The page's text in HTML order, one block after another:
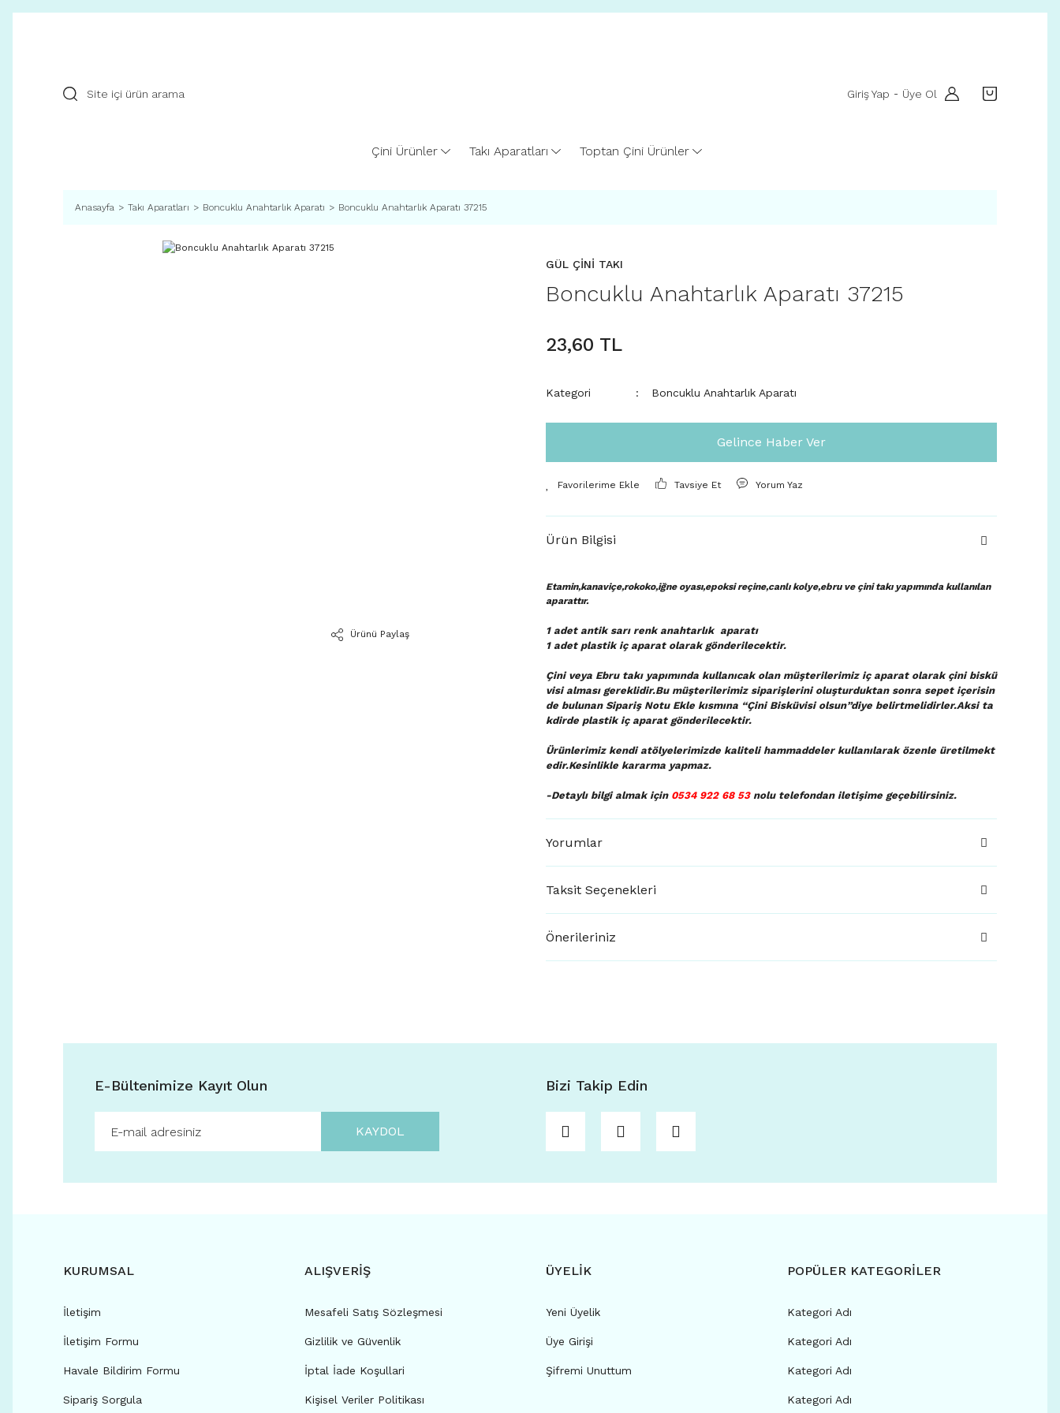
Giriş Yap - Üye Ol
Çini Ürünler Takı Aparatları Toptan Çini Ürünler
Anasayfa Takı Aparatları Boncuklu Anahtarlık Aparatı Boncuklu Anahtarlık Aparatı 37215
Ürünü Paylaş
GÜL ÇİNİ TAKI
Boncuklu Anahtarlık Aparatı 37215
23,60 TL
Kategori Boncuklu Anahtarlık Aparatı
Gelince Haber Ver
Tavsiye Et Yorum Yaz
Ürün Bilgisi
Etamin,kanaviçe,rokoko,iğne oyası,epoksi reçine,canlı kolye,ebru ve çini takı yapımında kullanılan
aparattır.
1 adet antik sarı renk anahtarlık aparatı
1 adet plastik iç aparat olarak gönderilecektir.
Çini veya Ebru takı yapımında kullanıcak olan müşterilerimiz iç aparat olarak çini biskü
visi alması gereklidir.Bu müşterilerimiz siparişlerini oluşturduktan sonra sepet içerisin
de bulunan Sipariş Notu Ekle kısmına “Çini Bisküvisi olsun”diye belirtmelidirler.Aksi ta
kdirde plastik iç aparat gönderilecektir.
Ürünlerimiz kendi atölyelerimizde kaliteli hammaddeler kullanılarak özenle üretilmekt
edir.Kesinlikle kararma yapmaz.
-Detaylı bilgi almak için 0534 922 68 53nolu telefondan iletişime geçebilirsiniz.
Yorumlar
Taksit Seçenekleri
Önerileriniz
E-Bültenimize Kayıt Olun
KAYDOL
Bizi Takip Edin
KURUMSAL
İletişim
İletişim Formu
Havale Bildirim Formu
Sipariş Sorgula
ALIŞVERİŞ
Mesafeli Satış Sözleşmesi
Gizlilik ve Güvenlik
İptal İade Koşullari
Kişisel Veriler Politikası
ÜYELİK
Yeni Üyelik
Üye Girişi
Şifremi Unuttum
POPÜLER KATEGORİLER
Kategori Adı
Kategori Adı
Kategori Adı
Kategori Adı